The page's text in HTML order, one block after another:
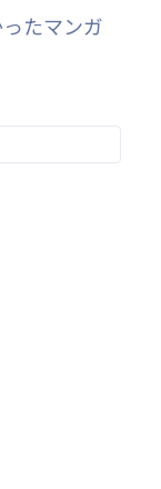
たマンガ